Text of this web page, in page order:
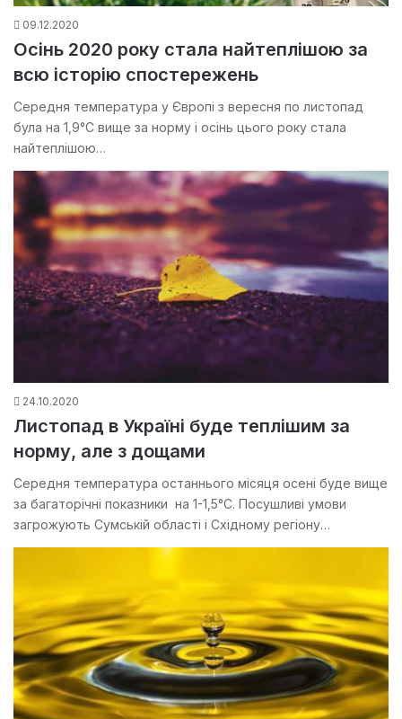
09.12.2020
Осінь 2020 року стала найтеплішою за
всю історію спостережень
Середня температура у Європі з вересня по листопад
була на 1,9°С вище за норму і осінь цього року стала
найтеплішою…
24.10.2020
Листопад в Україні буде теплішим за
норму, але з дощами
Середня температура останнього місяця осені буде вище
за багаторічні показники на 1-1,5°С. Посушливі умови
загрожують Сумській області і Східному регіону…